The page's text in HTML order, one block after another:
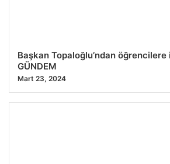
Başkan Topaloğlu’ndan
GÜNDEM
Mart 23, 2024